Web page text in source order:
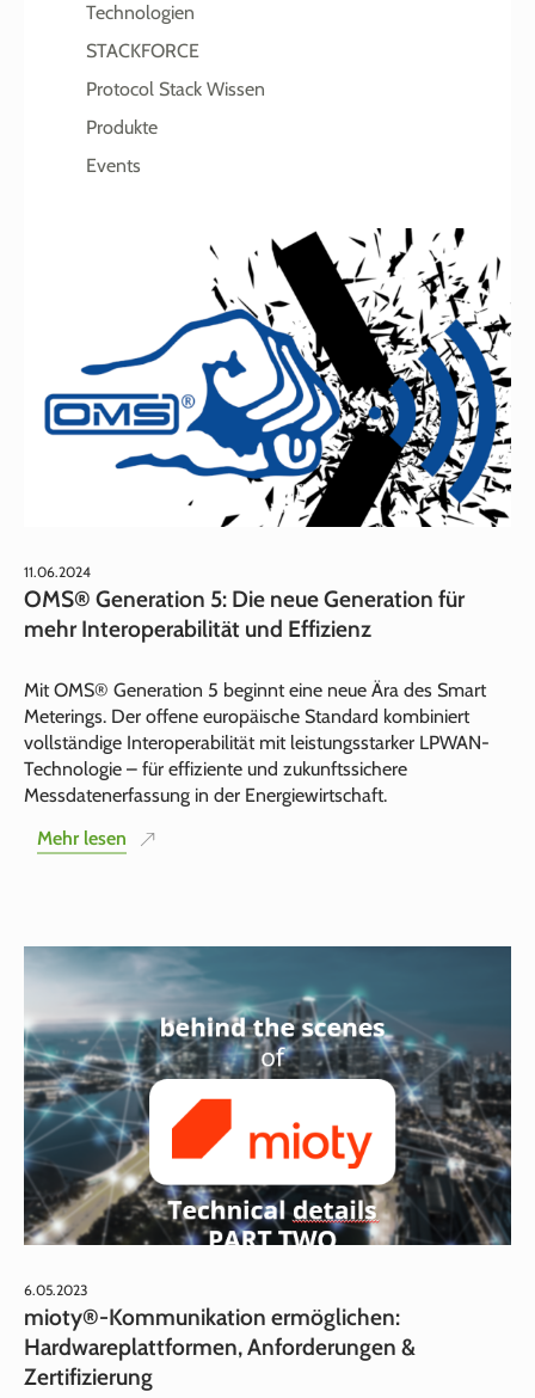
Technologien
STACKFORCE
Protocol Stack Wissen
Produkte
Events
11.06.2024
OMS® Generation 5: Die neue Generation für
mehr Interoperabilität und Effizienz
Mit OMS® Generation 5 beginnt eine neue Ära des Smart
Meterings. Der offene europäische Standard kombiniert
vollständige Interoperabilität mit leistungsstarker LPWAN-
Technologie – für effiziente und zukunftssichere
Messdatenerfassung in der Energiewirtschaft.
Mehr lesen
6.05.2023
mioty®‑Kommunikation ermöglichen:
Hardwareplattformen, Anforderungen &
Zertifizierung